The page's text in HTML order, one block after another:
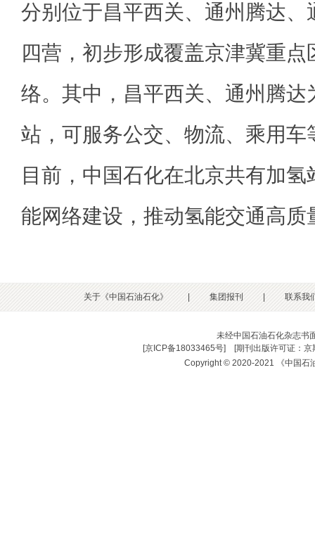
分别位于昌平西关、通州腾达、
四营，初步形成覆盖京津冀重
络。其中，昌平西关、通州腾达
站，可服务公交、物流、乘用车
目前，中国石化在北京共有加
能网络建设，推动氢能交通高质
关于《中国石油石化》 集团报刊 联系我
未经中国石油石化杂志书
[京ICP备18033465号] [期刊出版许可证：
Copyright © 2020-2021 《中国石